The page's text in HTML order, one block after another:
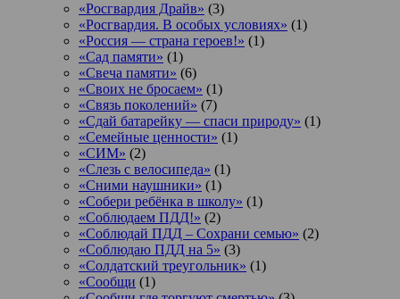
«Росгвардия Драйв» (3)
«Росгвардия. В особых условиях» (1)
«Россия — страна героев!» (1)
«Сад памяти» (1)
«Свеча памяти» (6)
«Своих не бросаем» (1)
«Связь поколений» (7)
«Сдай батарейку — спаси природу» (1)
«Семейные ценности» (1)
«СИМ» (2)
«Слезь с велосипеда» (1)
«Сними наушники» (1)
«Собери ребёнка в школу» (1)
«Соблюдаем ПДД!» (2)
«Соблюдай ПДД – Сохрани семью» (2)
«Соблюдаю ПДД на 5» (3)
«Солдатский треугольник» (1)
«Сообщи (1)